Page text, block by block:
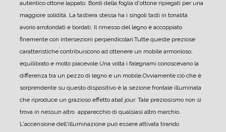
autentico ottone lappato. Bordi della foglia d'ottone ripiegati per una
maggiore solidità. La tastiera stessa ha i singoli tasti in tonalità
avorio arrotondati e bordati. Il rimesso del legno è accoppiato
finemente con intersezioni perpendicolari.Tutte queste preziose
caratteristiche contribuiscono ad ottenere un mobile armonioso,
equilibrato e molto piacevole.Una volta i falegnami conoscevano la
differenza tra un pezzo di legno e un mobile.Ovviamente ciò che è
sorprendente su questo dispositivo è la sezione frontale illuminata
che riproduce un grazioso effetto abat jour. Tale preziosismo non si
trova in nessun altro apparecchio di qualsiasi altro marchio.
L'accensione dell'illuminazione può essere attivata tirando